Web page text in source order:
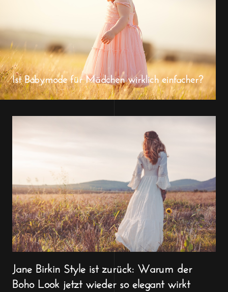
Ist Babymode für Mädchen wirklich einfacher?
Jane Birkin Style ist zurück: Warum der
Boho Look jetzt wieder so elegant wirkt